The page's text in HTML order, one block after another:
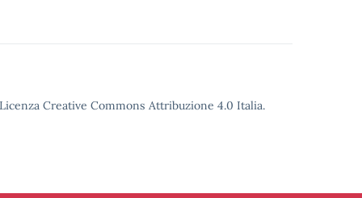
Creative Commons Attribuzione 4.0 Italia.